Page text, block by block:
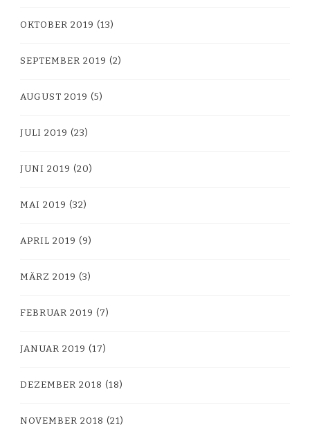
OKTOBER 2019 (13)
SEPTEMBER 2019 (2)
AUGUST 2019 (5)
JULI 2019 (23)
JUNI 2019 (20)
MAI 2019 (32)
APRIL 2019 (9)
MÄRZ 2019 (3)
FEBRUAR 2019 (7)
JANUAR 2019 (17)
DEZEMBER 2018 (18)
NOVEMBER 2018 (21)